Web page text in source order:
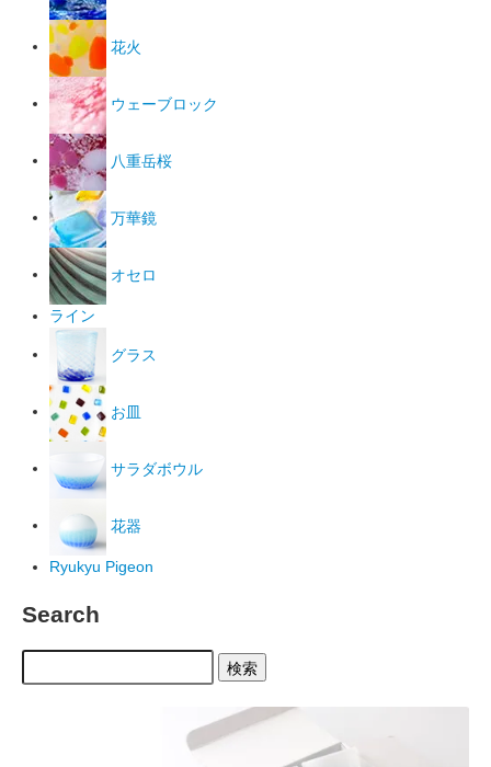
花火
ウェーブロック
八重岳桜
万華鏡
オセロ
ライン
グラス
お皿
サラダボウル
花器
Ryukyu Pigeon
Search
検索